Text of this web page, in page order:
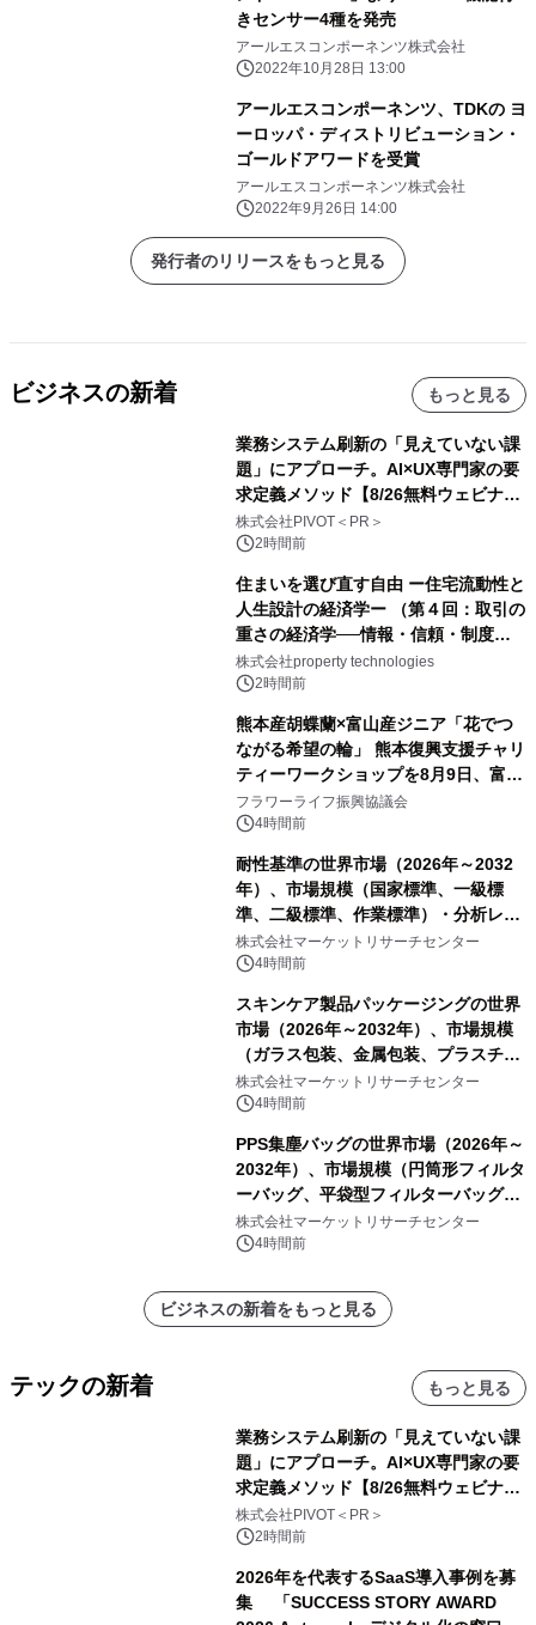
きセンサー4種を発売
アールエスコンポーネンツ株式会社
2022年10月28日 13:00
アールエスコンポーネンツ、TDKの ヨ
ーロッパ・ディストリビューション・
ゴールドアワードを受賞
アールエスコンポーネンツ株式会社
2022年9月26日 14:00
発行者のリリースをもっと見る
ビジネスの新着 もっと見る
業務システム刷新の「見えていない課
題」にアプローチ。AI×UX専門家の要
求定義メソッド【8/26無料ウェビナ
ー】株式会社PIVOT
株式会社PIVOT＜PR＞
2時間前
住まいを選び直す自由 ー住宅流動性と
人生設計の経済学ー （第４回：取引の
重さの経済学──情報・信頼・制度を
PropTechはどう組み替えるか）｜
PropTech-Lab
株式会社property technologies
2時間前
熊本産胡蝶蘭×富山産ジニア「花でつ
ながる希望の輪」 熊本復興支援チャリ
ティーワークショップを8月9日、富
山・射水で開催
フラワーライフ振興協議会
4時間前
耐性基準の世界市場（2026年～2032
年）、市場規模（国家標準、一級標
準、二級標準、作業標準）・分析レポ
ートを発表
株式会社マーケットリサーチセンター
4時間前
スキンケア製品パッケージングの世界
市場（2026年～2032年）、市場規模
（ガラス包装、金属包装、プラスチッ
ク包装、その他）・分析レポートを発
表
株式会社マーケットリサーチセンター
4時間前
PPS集塵バッグの世界市場（2026年～
2032年）、市場規模（円筒形フィルタ
ーバッグ、平袋型フィルターバッグ、
プリーツフィルターバッグ、その
他）・分析レポートを発表
株式会社マーケットリサーチセンター
4時間前
ビジネスの新着をもっと見る
テックの新着 もっと見る
業務システム刷新の「見えていない課
題」にアプローチ。AI×UX専門家の要
求定義メソッド【8/26無料ウェビナ
ー】株式会社PIVOT
株式会社PIVOT＜PR＞
2時間前
2026年を代表するSaaS導入事例を募
集 「SUCCESS STORY AWARD